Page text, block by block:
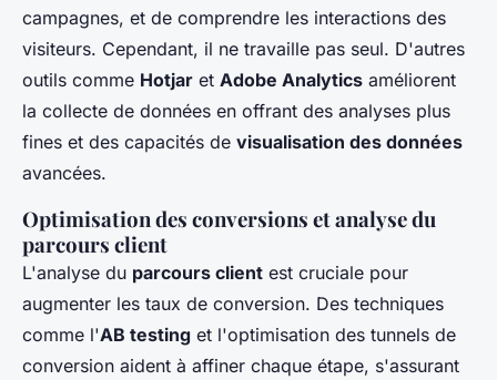
campagnes, et de comprendre les interactions des
visiteurs. Cependant, il ne travaille pas seul. D'autres
outils comme Hotjar et Adobe Analytics améliorent
la collecte de données en offrant des analyses plus
fines et des capacités de visualisation des données
avancées.
Optimisation des conversions et analyse du
parcours client
L'analyse du parcours client est cruciale pour
augmenter les taux de conversion. Des techniques
comme l'AB testing et l'optimisation des tunnels de
conversion aident à affiner chaque étape, s'assurant